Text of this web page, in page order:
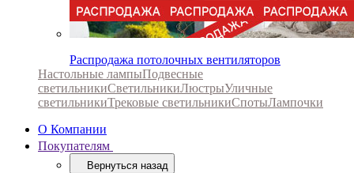
Распродажа потолочных вентиляторов
Настольные лампыПодвесные
светильникиСветильникиЛюстрыУличные
светильникиТрековые светильникиСпотыЛампочки
О Компании
Покупателям
Вернуться назад